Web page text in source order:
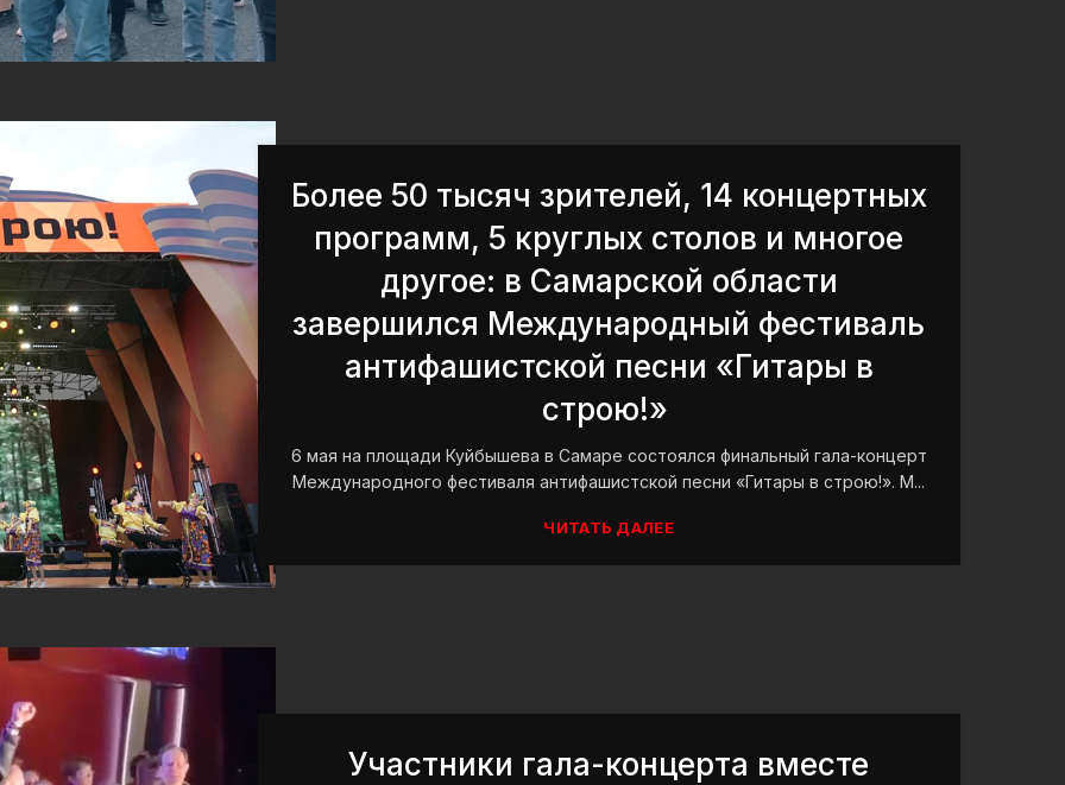
Более 50 тысяч зрителей, 14 концертных
программ, 5 круглых столов и многое
другое: в Самарской области
завершился Международный фестиваль
антифашистской песни «Гитары в
строю!»
6 мая на площади Куйбышева в Самаре состоялся финальный гала-концерт
Международного фестиваля антифашистской песни «Гитары в строю!». М...
ЧИТАТЬ ДАЛЕЕ
Участники гала-концерта вместе